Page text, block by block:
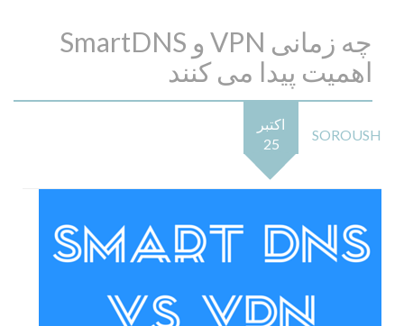
چه زمانی VPN و SmartDNS
اهمیت پیدا می کنند
اکتبر
25
SOROUSH